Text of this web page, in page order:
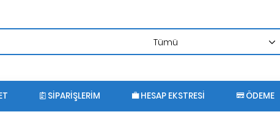
SIPARIŞLERIM HESAP EKSTRESI ÖDEME